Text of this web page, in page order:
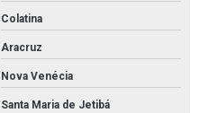
Colatina
Aracruz
Nova Venécia
Santa Maria de Jetibá